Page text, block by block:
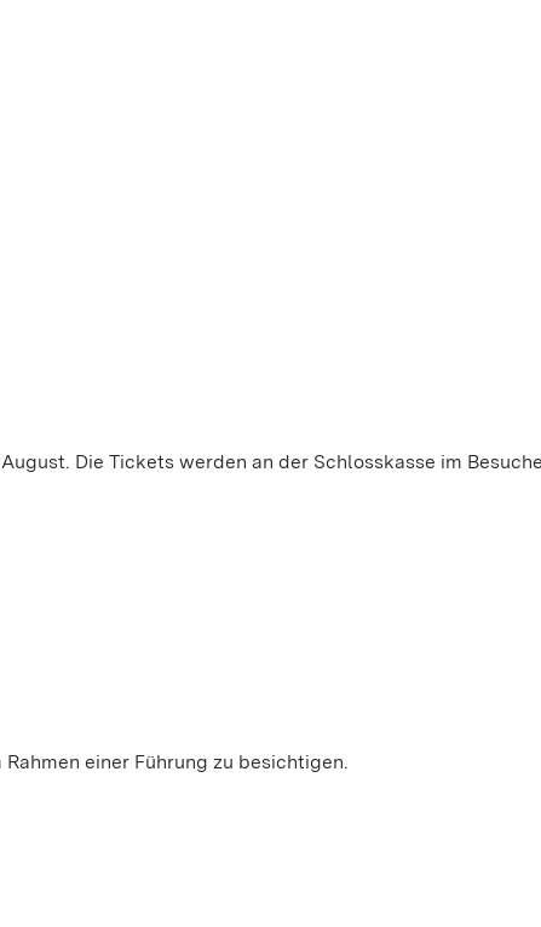
Die Tickets werden an der Schlosskasse im
einer Führung zu besichtigen.